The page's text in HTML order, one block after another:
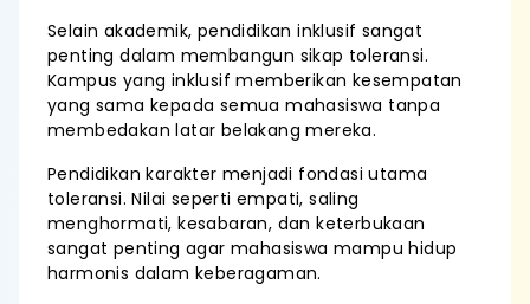
Selain akademik, pendidikan inklusif sangat
penting dalam membangun sikap toleransi.
Kampus yang inklusif memberikan kesempatan
yang sama kepada semua mahasiswa tanpa
membedakan latar belakang mereka.
Pendidikan karakter menjadi fondasi utama
toleransi. Nilai seperti empati, saling
menghormati, kesabaran, dan keterbukaan
sangat penting agar mahasiswa mampu hidup
harmonis dalam keberagaman.